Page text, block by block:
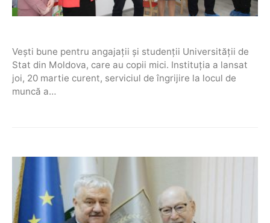
Vești bune pentru angajații și studenții Universității de
Stat din Moldova, care au copii mici. Instituția a lansat
joi, 20 martie curent, serviciul de îngrijire la locul de
muncă a…